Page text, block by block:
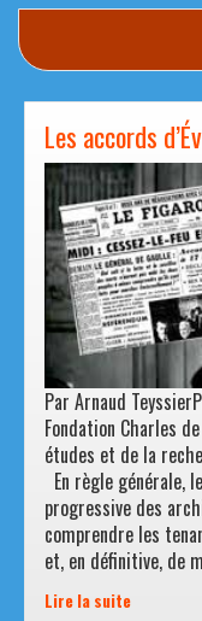
Les accords
Par Arnaud
Fondation Charles
études et de la
En règle générale,
progressive des
comprendre les
et, en définitive, de
Lire la suite